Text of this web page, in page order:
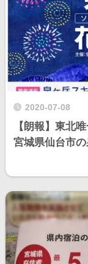
2020-07-08
【朗報】東北
宮城県仙台市